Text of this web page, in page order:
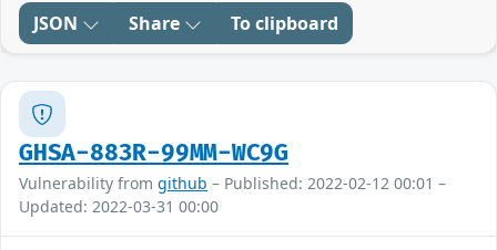
JSON Share To clipboard
GHSA-883R-99MM-WC9G
Vulnerability from github – Published: 2022-02-12 00:01 –
Updated: 2022-03-31 00:00